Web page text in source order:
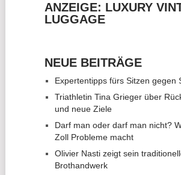
ANZEIGE: LUXURY
LUGGAGE
NEUE BEITRÄGE
Expertentipps fürs Sitzen gegen
Triathletin Tina Grieger über
und neue Ziele
Darf man oder darf man nicht?
Zoll Probleme macht
Olivier Nasti zeigt sein
Brothandwerk